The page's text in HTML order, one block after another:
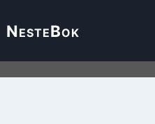
NesteBok